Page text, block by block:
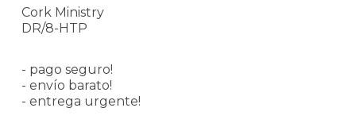
Cork Ministry
DR/8-HTP
- pago seguro!
- envío barato!
- entrega urgente!